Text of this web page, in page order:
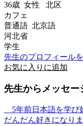
36歳 女性 北区
カフェ
普通語 北京語
河北省
学生
先生のプロフィール
お気に入りに追加
先生からメッセー
5年前日本語を学び
だんだん好きになり